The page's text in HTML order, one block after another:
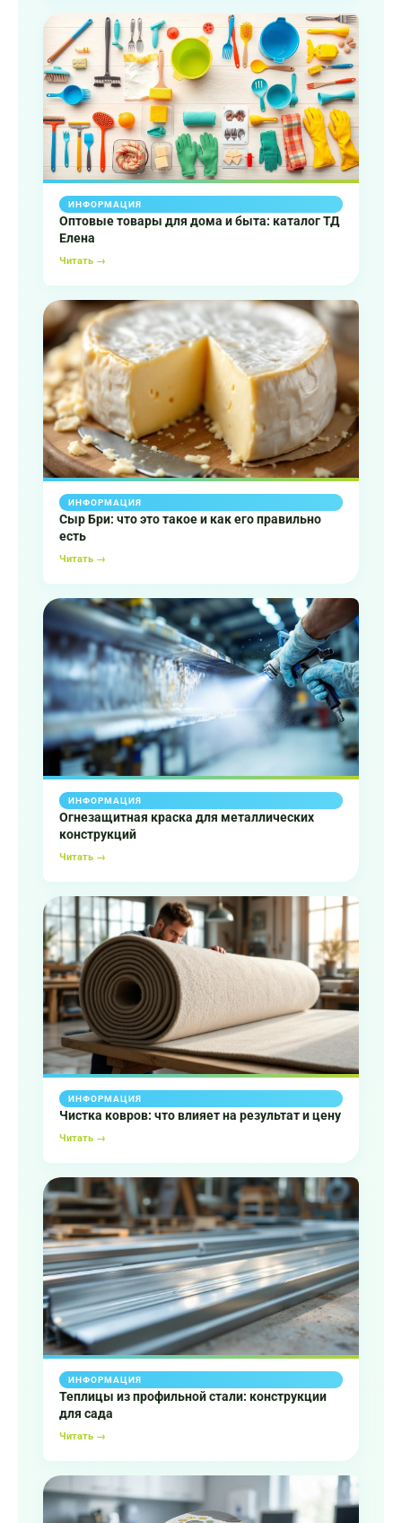
ИНФОРМАЦИЯ
Оптовые товары для дома и быта: каталог ТД
Елена
Читать →
ИНФОРМАЦИЯ
Сыр Бри: что это такое и как его правильно
есть
Читать →
ИНФОРМАЦИЯ
Огнезащитная краска для металлических
конструкций
Читать →
ИНФОРМАЦИЯ
Чистка ковров: что влияет на результат и цену
Читать →
ИНФОРМАЦИЯ
Теплицы из профильной стали: конструкции
для сада
Читать →